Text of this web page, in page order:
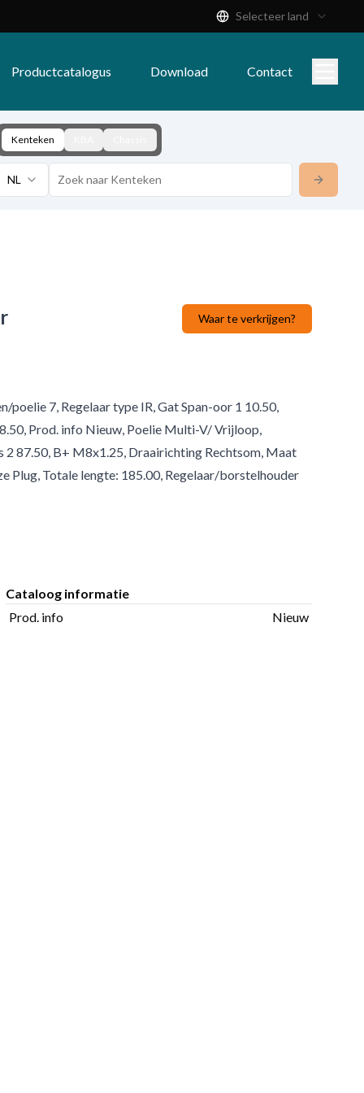
Selecteer land
Productcatalogus Download Contact
Kenteken
NL
Waar te verkrijgen?
7, Regelaar type IR, Gat Span-oor 1 10.50,
Prod. info Nieuw, Poelie Multi-V/ Vrijloop,
2 87.50, B+ M8x1.25, Draairichting Rechtsom, Maat
Plug, Totale lengte: 185.00, Regelaar/borstelhouder
Cataloog informatie
Prod. info
Nieuw